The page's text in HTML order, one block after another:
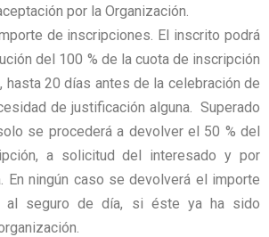
por la Organización.
de inscripciones. El inscrito podrá
del 100 % de la cuota de inscripción
hasta 20 días antes de la celebración de
de justificación alguna. Superado
se procederá a devolver el 50 % del
a solicitud del interesado y por
En ningún caso se devolverá el importe
al seguro de día, si éste ya ha sido